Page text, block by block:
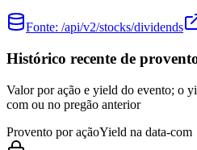
Fonte: /api/v2/stocks/dividends
Histórico recente de
Valor por ação e yield do evento; o
com ou no pregão anterior
Provento por açãoYield na data-com